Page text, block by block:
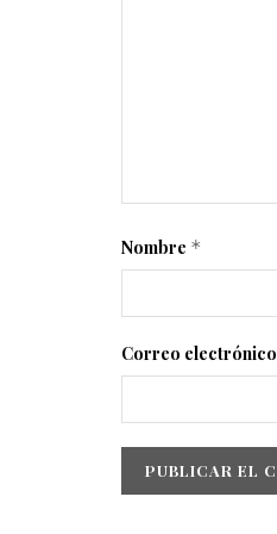
Nombre *
Correo electrónico